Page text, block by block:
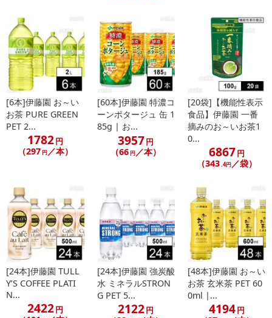
[6本]伊藤園 お～い
お茶 PURE GREEN
PET 2...
1782円
（297 円／本）
[60本]伊藤園 特濃コ
ーンポタージュ 缶 1
85g | お...
3957円
（66 円 ／本）
[20袋]【機能性表示
食品】伊藤園 一番
摘みのお～いお茶1
0...
6867円
（343 .4円 ／袋）
[24本]伊藤園 TULL
Y’S COFFEE PLATI
N...
2422円
[24本]伊藤園 強炭酸
水 ミネラルSTRON
G PET 5...
2122円
[48本]伊藤園 お～い
お茶 玄米茶 PET 60
0ml |...
4194円